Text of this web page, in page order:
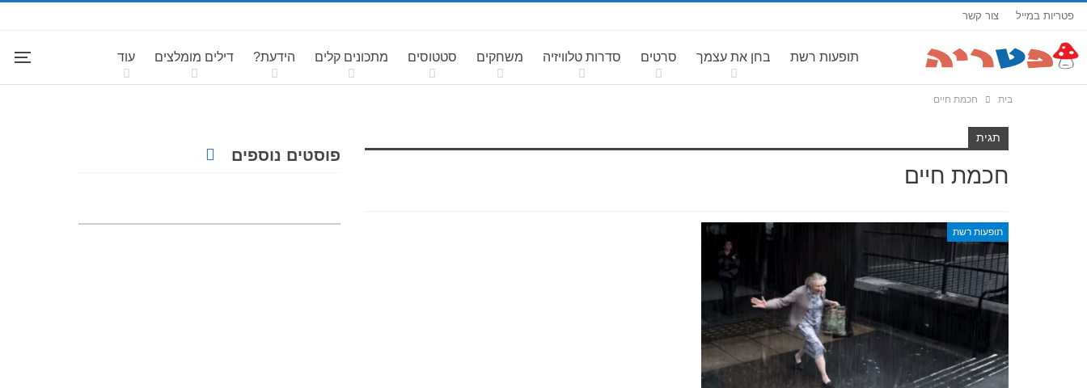
פטריות במייל צור קשר
תופעות רשת בחן את עצמך סרטים סדרות טלוויזיה משחקים סטטוסים מתכונים קלים הידעת? דילים מומלצים עוד
בית חכמת חיים
תגית
חכמת חיים
תופעות רשת
פוסטים נוספים